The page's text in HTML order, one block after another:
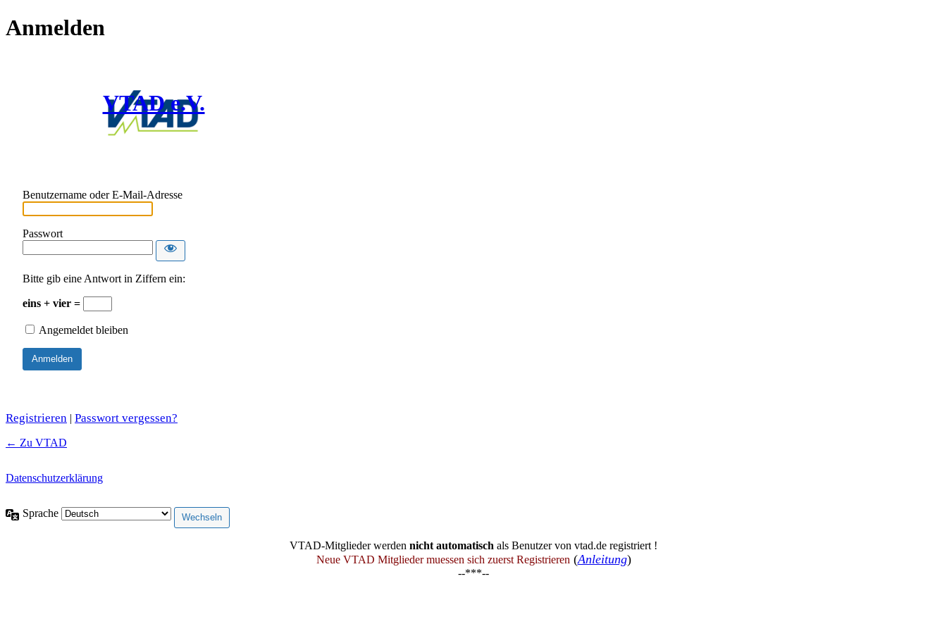
Anmelden
VTAD e.V.
Benutzername oder E-Mail-Adresse
Passwort
Bitte gib eine Antwort in Ziffern ein:
eins + vier =
Angemeldet bleiben
Registrieren | Passwort vergessen?
← Zu VTAD
Datenschutzerklärung
Sprache
VTAD-Mitglieder werden nicht automatisch als Benutzer von vtad.de registriert !
Neue VTAD Mitglieder muessen sich zuerst Registrieren(Anleitung)
--***--